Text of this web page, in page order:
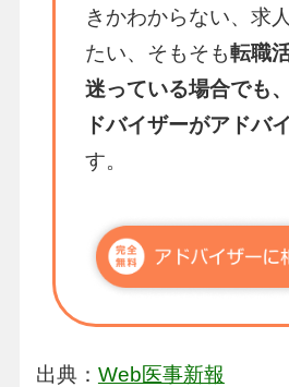
きかわからない、求
たい、そもそも転職
迷っている場合でも
ドバイザーがアドバ
す。
出典： Web医事新報